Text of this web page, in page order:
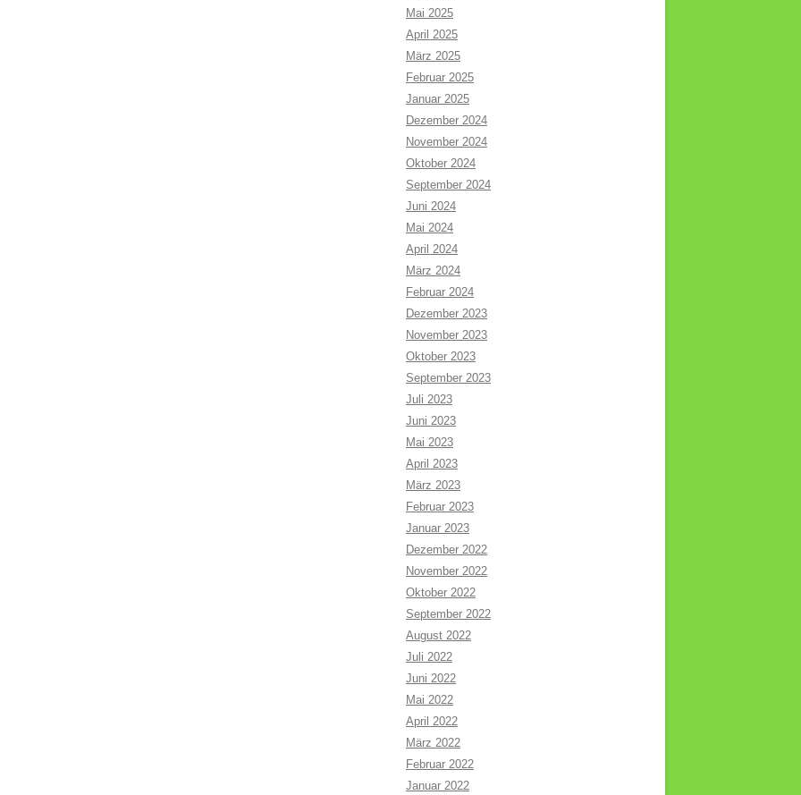
Mai 2025
April 2025
März 2025
Februar 2025
Januar 2025
Dezember 2024
November 2024
Oktober 2024
September 2024
Juni 2024
Mai 2024
April 2024
März 2024
Februar 2024
Dezember 2023
November 2023
Oktober 2023
September 2023
Juli 2023
Juni 2023
Mai 2023
April 2023
März 2023
Februar 2023
Januar 2023
Dezember 2022
November 2022
Oktober 2022
September 2022
August 2022
Juli 2022
Juni 2022
Mai 2022
April 2022
März 2022
Februar 2022
Januar 2022